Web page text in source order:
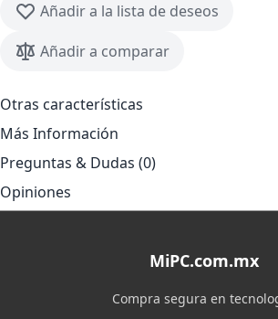
Añadir a la lista de deseos
Añadir a comparar
Otras características
Más Información
Preguntas & Dudas (0)
Opiniones
MiPC.com.mx
Compra segura en